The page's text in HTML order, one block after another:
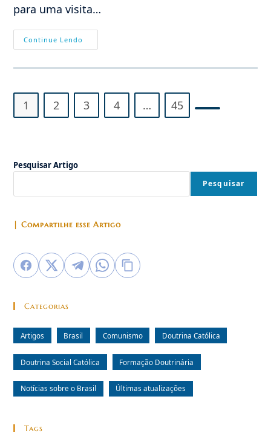
para uma visita…
Continue Lendo
No
O
De
Capitalistas
1 2 3 4 … 45
Pesquisar Artigo
Pesquisar
| Compartilhe esse Artigo
Categorias
Artigos Brasil Comunismo Doutrina Católica
Doutrina Social Católica Formação Doutrinária
Notícias sobre o Brasil Últimas atualizações
Tags